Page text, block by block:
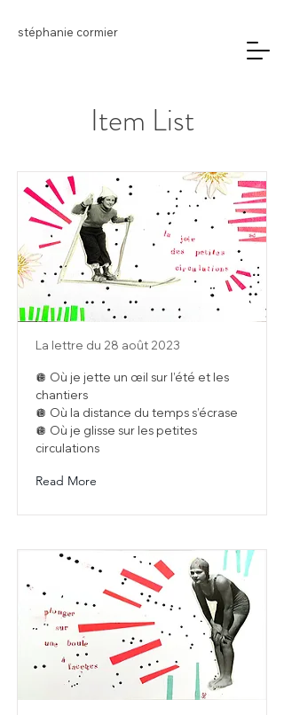
stéphanie cormier
Item List
La lettre du 28 août 2023
🪩 Où je jette un œil sur l’été et les
chantiers
🪩 Où la distance du temps s’écrase
🪩 Où je glisse sur les petites
circulations
Read More